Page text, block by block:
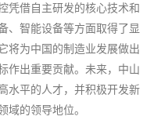
凭借自主研发的核心技术和
、智能设备等方面取得了显
将为中国的制造业发展做出
作出重要贡献。未来，中山
水平的人才，并积极开发新
域的领导地位。